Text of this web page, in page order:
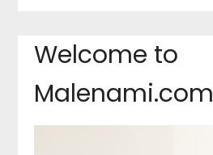
Welcome to
Malenami.com